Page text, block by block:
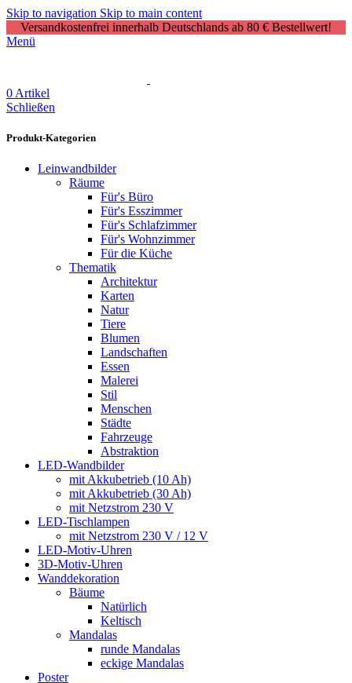
Skip to navigation Skip to main content
Versandkostenfrei innerhalb Deutschlands ab 80 € Bestellwert!
Menü
0 Artikel
Schließen
Produkt-Kategorien
Leinwandbilder
Räume
Für's Büro
Für's Esszimmer
Für's Schlafzimmer
Für's Wohnzimmer
Für die Küche
Thematik
Architektur
Karten
Natur
Tiere
Blumen
Landschaften
Essen
Malerei
Stil
Menschen
Städte
Fahrzeuge
Abstraktion
LED-Wandbilder
mit Akkubetrieb (10 Ah)
mit Akkubetrieb (30 Ah)
mit Netzstrom 230 V
LED-Tischlampen
mit Netzstrom 230 V / 12 V
LED-Motiv-Uhren
3D-Motiv-Uhren
Wanddekoration
Bäume
Natürlich
Keltisch
Mandalas
runde Mandalas
eckige Mandalas
Poster